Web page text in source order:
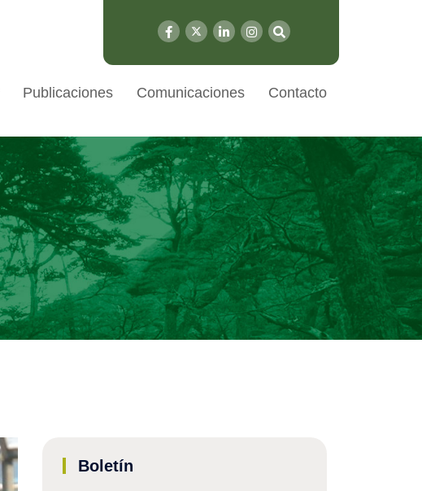
Publicaciones Comunicaciones Contacto
Boletín